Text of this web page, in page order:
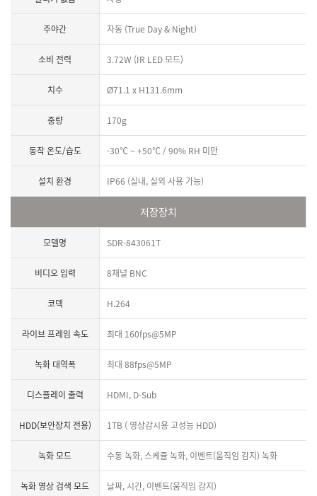
주야간 자동 (True Day & Night)
소비 전력 3.72W (IR LED 모드)
치수 Ø71.1 x H131.6mm
중량 170g
동작 온도/습도 -30℃ ~ +50℃ / 90% RH 미만
설치 환경 IP66 (실내, 실외 사용 가능)
저장장치
모델명 SDR-843061T
비디오 입력 8채널 BNC
코덱 H.264
라이브 프레임 속도 최대 160fps@5MP
녹화 대역폭 최대 88fps@5MP
디스플레이 출력 HDMI, D-Sub
HDD(보안장치 전용) 1TB ( 영상감시용 고성능 HDD)
녹화 모드 수동 녹화, 스케쥴 녹화, 이벤트(움직임 감지) 녹화
녹화 영상 검색 모드 날짜, 시간, 이벤트(움직임 감지)